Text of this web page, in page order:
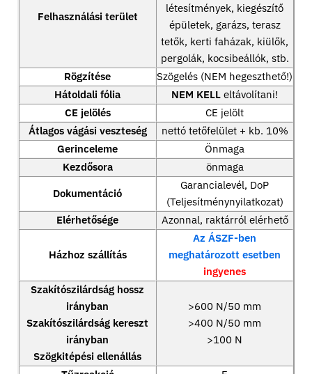
Felhasználási terület
létesítmények, kiegészítő
épületek, garázs, terasz
tetők, kerti faházak, kiülők,
pergolák, kocsibeállók, stb.
Rögzítése
Szögelés (NEM hegeszthető!)
Hátoldali fólia
NEM KELL eltávolítani!
CE jelölés
CE jelölt
Átlagos vágási veszteség
nettó tetőfelület + kb. 10%
Gerinceleme
Önmaga
Kezdősora
önmaga
Dokumentáció
Garancialevél, DoP
(Teljesítménynyilatkozat)
Elérhetősége
Azonnal, raktárról elérhető
Házhoz szállítás
Az ÁSZF-ben
meghatározott esetben
ingyenes
Szakítószilárdság hossz
irányban
Szakítószilárdság kereszt
irányban
Szögkitépési ellenállás
>600 N/50 mm
>400 N/50 mm
>100 N